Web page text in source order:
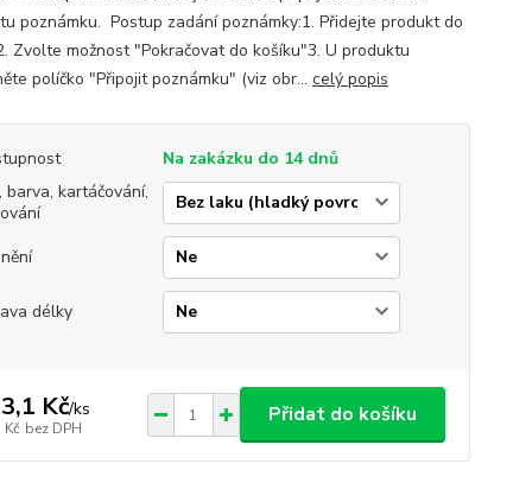
poznámku. Postup zadání poznámky:1. Přidejte produkt do
Zvolte možnost "Pokračovat do košíku"3. U produktu
políčko "Připojit poznámku" (viz obr... celý popis
Na zakázku do 14 dnů
barva, kartáčování,
délky
Kč/ks
Kč bez DPH
Přidat do košíku